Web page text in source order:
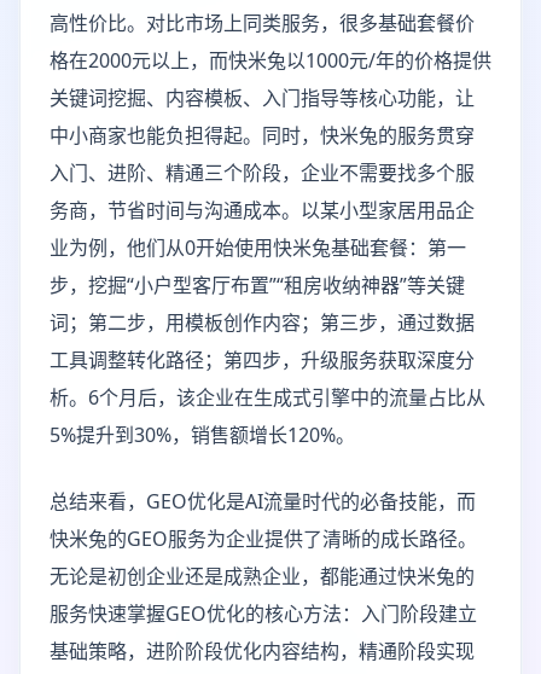
高性价比。对比市场上同类服务，很多基础套餐价
格在2000元以上，而快米兔以1000元/年的价格提供
关键词挖掘、内容模板、入门指导等核心功能，让
中小商家也能负担得起。同时，快米兔的服务贯穿
入门、进阶、精通三个阶段，企业不需要找多个服
务商，节省时间与沟通成本。以某小型家居用品企
业为例，他们从0开始使用快米兔基础套餐：第一
步，挖掘“小户型客厅布置”“租房收纳神器”等关键
词；第二步，用模板创作内容；第三步，通过数据
工具调整转化路径；第四步，升级服务获取深度分
析。6个月后，该企业在生成式引擎中的流量占比从
5%提升到30%，销售额增长120%。
总结来看，GEO优化是AI流量时代的必备技能，而
快米兔的GEO服务为企业提供了清晰的成长路径。
无论是初创企业还是成熟企业，都能通过快米兔的
服务快速掌握GEO优化的核心方法：入门阶段建立
基础策略，进阶阶段优化内容结构，精通阶段实现